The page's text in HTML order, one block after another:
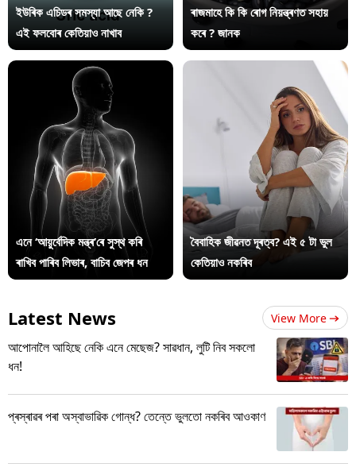
ইউৰিক এচিডৰ সমস্যা আছে নেকি ?
এই ফলবোৰ কেতিয়াও নাখাব
ৰাজমাহে কি কি ৰোগ নিয়ন্ত্ৰণত সহায়
কৰে ? জানক
এনে ‘আয়ুৰ্বেদিক মন্ত্ৰ’ৰে সুস্থ কৰি
ৰাখিব পাৰিব লিভাৰ, বাচিব জেপৰ ধন
বৈবাহিক জীৱনত দূৰত্ব? এই ৫ টা ভুল
কেতিয়াও নকৰিব
Latest News View More
আপোনালৈ আহিছে নেকি এনে মেছেজ? সাৱধান, লুটি নিব সকলো
ধন!
প্ৰস্ৰাৱৰ পৰা অস্বাভাৱিক গোন্ধ? তেন্তে ভুলতো নকৰিব আওকাণ